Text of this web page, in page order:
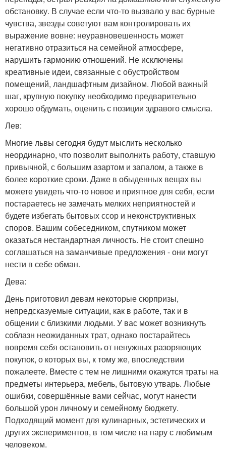
обстановку. В случае если что-то вызвало у вас бурные
чувства, звезды советуют вам контролировать их
выражение вовне: неуравновешенность может
негативно отразиться на семейной атмосфере,
нарушить гармонию отношений. Не исключены
креативные идеи, связанные с обустройством
помещений, ландшафтным дизайном. Любой важный
шаг, крупную покупку необходимо предварительно
хорошо обдумать, оценить с позиции здравого смысла.
Лев:
Многие львы сегодня будут мыслить несколько
неординарно, что позволит выполнить работу, ставшую
привычной, с большим азартом и запалом, а также в
более короткие сроки. Даже в обыденных вещах вы
можете увидеть что-то новое и приятное для себя, если
постараетесь не замечать мелких неприятностей и
будете избегать бытовых ссор и неконструктивных
споров. Вашим собеседником, спутником может
оказаться нестандартная личность. Не стоит спешно
соглашаться на заманчивые предложения - они могут
нести в себе обман.
Дева:
День приготовил девам некоторые сюрпризы,
непредсказуемые ситуации, как в работе, так и в
общении с близкими людьми. У вас может возникнуть
соблазн неожиданных трат, однако постарайтесь
вовремя себя остановить от ненужных разоряющих
покупок, о которых вы, к тому же, впоследствии
пожалеете. Вместе с тем не лишними окажутся траты на
предметы интерьера, мебель, бытовую утварь. Любые
ошибки, совершённые вами сейчас, могут нанести
большой урон личному и семейному бюджету.
Подходящий момент для кулинарных, эстетических и
других экспериментов, в том числе на пару с любимым
человеком.